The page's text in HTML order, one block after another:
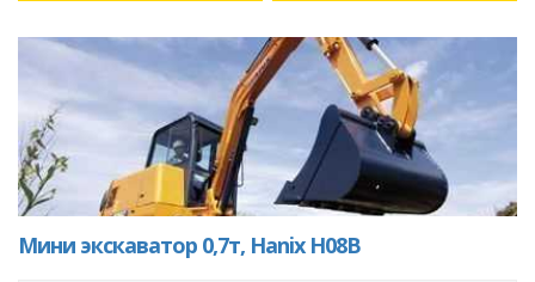
Мини экскаватор 0,7т, Hanix H08B